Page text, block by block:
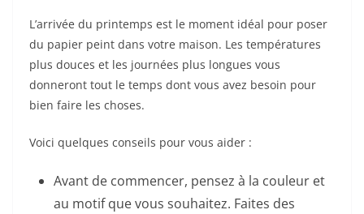
L’arrivée du printemps est le moment idéal pour poser
du papier peint dans votre maison. Les températures
plus douces et les journées plus longues vous
donneront tout le temps dont vous avez besoin pour
bien faire les choses.
Voici quelques conseils pour vous aider :
Avant de commencer, pensez à la couleur et
au motif que vous souhaitez. Faites des